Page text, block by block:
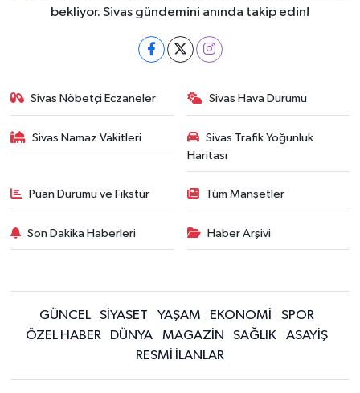
bekliyor. Sivas gündemini anında takip edin!
Sivas Nöbetçi Eczaneler Sivas Hava Durumu
Sivas Namaz Vakitleri
Sivas Trafik Yoğunluk
Haritası
Puan Durumu ve Fikstür Tüm Manşetler
Son Dakika Haberleri Haber Arşivi
GÜNCEL SİYASET YAŞAM EKONOMİ
SPOR
ÖZEL HABER
DÜNYA MAGAZİN SAĞLIK
ASAYİŞ
RESMİ İLANLAR